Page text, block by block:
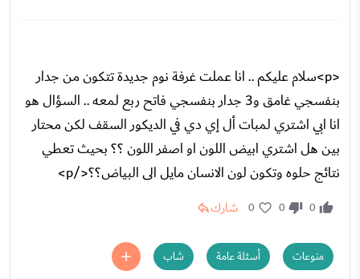
<p>سلام عليكم .. انا عملت غرفة نوم جديدة تتكون من جدار
بنفسجي غامق و3 جدار بنفسجي فاتح ربع لمعه .. السؤال هو
انا ابي اشتري لمبات أل إي دي في الديكور السقف لكن محتار
بين هل اشتري ابيض اللون او اصفر اللون ؟؟ بحيث تعطي
نتائج حلوه وتكون لون الانسان مايل الى البياض؟؟</p>
0
0
0 شارك
منوعات أسئلة عامة شاب